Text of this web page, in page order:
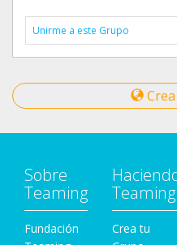
Unirme a este Grupo
Sobre
Teaming
Fundación
Teaming
Crea tu